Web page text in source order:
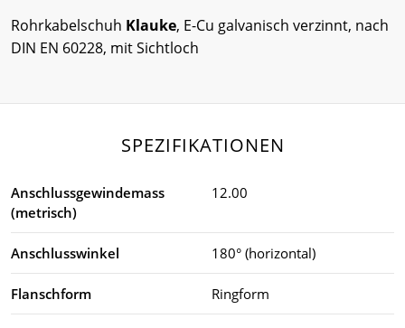
Rohrkabelschuh Klauke, E-Cu galvanisch verzinnt, nach
DIN EN 60228, mit Sichtloch
SPEZIFIKATIONEN
Anschlussgewindemass
(metrisch)
12.00
Anschlusswinkel 180° (horizontal)
Flanschform Ringform